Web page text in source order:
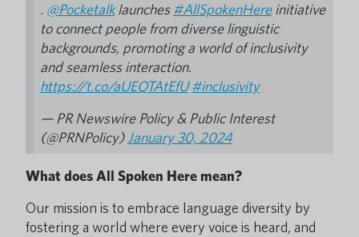
. @Pocketalklaunches#AllSpokenHereinitiative
to connect people from diverse linguistic
backgrounds, promoting a world of inclusivity
and seamless interaction.
https://t.co/aUEQTAtEfU #inclusivity
— PR Newswire Policy & Public Interest
(@PRNPolicy) January 30, 2024
What does All Spoken Here mean?
Our mission is to embrace language diversity by
fostering a world where every voice is heard, and